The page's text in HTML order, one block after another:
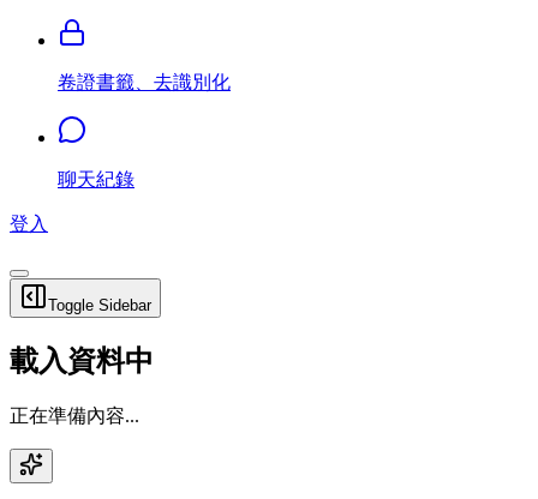
卷證書籤、去識別化
聊天紀錄
登入
Toggle Sidebar
載入資料中
正在準備內容...